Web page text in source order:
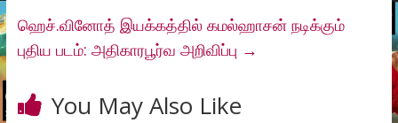
ஹெச்.வினோத் இயக்கத்தில் கமல்ஹாசன் நடிக்கும்
புதிய படம்: அதிகாரபூர்வ அறிவிப்பு →
You May Also Like